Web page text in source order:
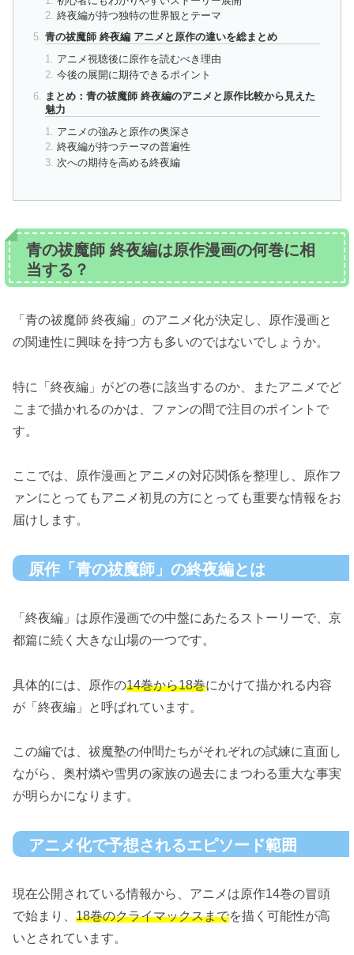
終夜編が持つ独特の世界観とテーマ
青の祓魔師 終夜編 アニメと原作の違いを総まとめ
アニメ視聴後に原作を読むべき理由
今後の展開に期待できるポイント
まとめ：青の祓魔師 終夜編のアニメと原作比較から見えた
魅力
アニメの強みと原作の奥深さ
終夜編が持つテーマの普遍性
次への期待を高める終夜編
青の祓魔師 終夜編は原作漫画の何巻に相
当する？
「青の祓魔師 終夜編」のアニメ化が決定し、原作漫画と
の関連性に興味を持つ方も多いのではないでしょうか。
特に「終夜編」がどの巻に該当するのか、またアニメでど
こまで描かれるのかは、ファンの間で注目のポイントで
す。
ここでは、原作漫画とアニメの対応関係を整理し、原作フ
ァンにとってもアニメ初見の方にとっても重要な情報をお
届けします。
原作「青の祓魔師」の終夜編とは
「終夜編」は原作漫画での中盤にあたるストーリーで、京
都篇に続く大きな山場の一つです。
具体的には、原作の14巻から18巻にかけて描かれる内容
が「終夜編」と呼ばれています。
この編では、祓魔塾の仲間たちがそれぞれの試練に直面し
ながら、奥村燐や雪男の家族の過去にまつわる重大な事実
が明らかになります。
アニメ化で予想されるエピソード範囲
現在公開されている情報から、アニメは原作14巻の冒頭
で始まり、 18巻のクライマックスまでを描く可能性が高
いとされています。